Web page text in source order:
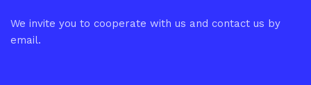
We invite you to cooperate with us and contact us by
email.